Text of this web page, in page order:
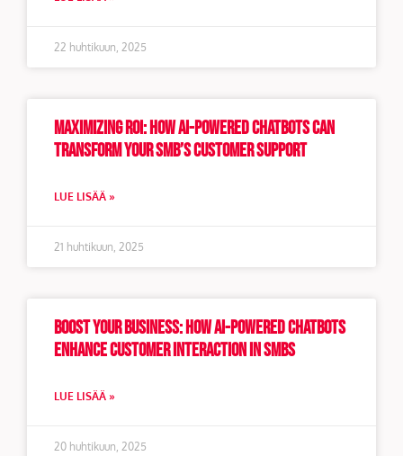
22 huhtikuun, 2025
Maximizing ROI: How AI-Powered Chatbots Can
Transform Your SMB’s Customer Support
LUE LISÄÄ »
21 huhtikuun, 2025
Boost Your Business: How AI-Powered Chatbots
Enhance Customer Interaction in SMBs
LUE LISÄÄ »
20 huhtikuun, 2025